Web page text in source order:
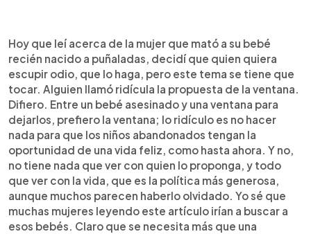
Hoy que leí acerca de la mujer que mató a su bebé
recién nacido a puñaladas, decidí que quien quiera
escupir odio, que lo haga, pero este tema se tiene que
tocar. Alguien llamó ridícula la propuesta de la ventana.
Difiero. Entre un bebé asesinado y una ventana para
dejarlos, prefiero la ventana; lo ridículo es no hacer
nada para que los niños abandonados tengan la
oportunidad de una vida feliz, como hasta ahora. Y no,
no tiene nada que ver con quien lo proponga, y todo
que ver con la vida, que es la política más generosa,
aunque muchos parecen haberlo olvidado. Yo sé que
muchas mujeres leyendo este artículo irían a buscar a
esos bebés. Claro que se necesita más que una